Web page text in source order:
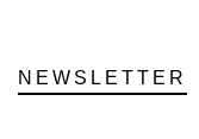
NEWSLETTER